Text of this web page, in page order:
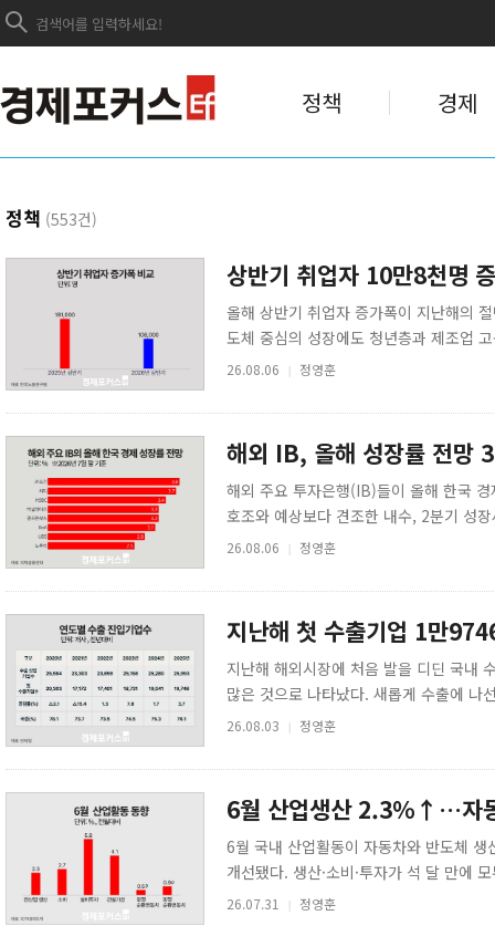
정책 경제
정책 (553건)
상반기 취업자 10만8천명
올해 상반기 취업자 증가폭이 지난해의
도체 중심의 성장에도 청년층과 제조업
간 취업자 증가 전망치를 기존보다 절반
26.08.06 | 정영훈
해외 IB, 올해 성장률 전망
해외 주요 투자은행(IB)들이 올해 한국
호조와 예상보다 견조한 내수, 2분기 성
달성할 것이라는 전망이 확산하고 있다.
26.08.06 | 정영훈
지난해 첫 수출기업 1만
지난해 해외시장에 처음 발을 디딘 국내
많은 것으로 나타났다. 새롭게 수출에 나
대부분은 소규모 수출과 단일 품목·단일
26.08.03 | 정영훈
6월 산업생산 2.3%↑…자
6월 국내 산업활동이 자동차와 반도체
개선됐다. 생산·소비·투자가 석 달 만에
가세를 기록했지만 건설투자는 부진이
26.07.31 | 정영훈